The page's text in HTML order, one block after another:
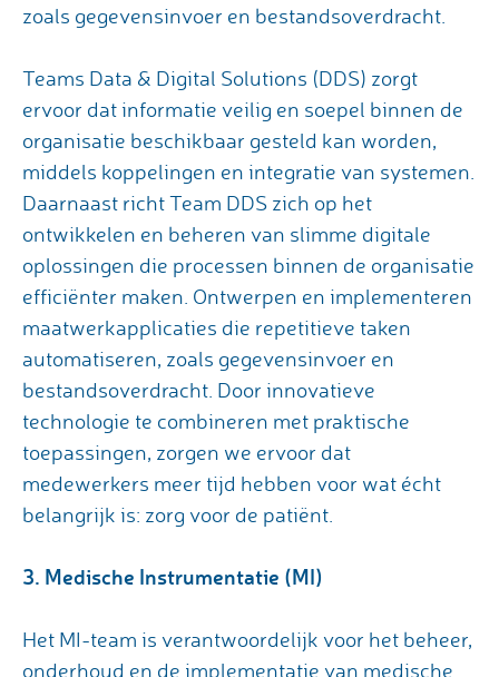
zoals gegevensinvoer en bestandsoverdracht.
Teams Data & Digital Solutions (DDS) zorgt
ervoor dat informatie veilig en soepel binnen de
organisatie beschikbaar gesteld kan worden,
middels koppelingen en integratie van systemen.
Daarnaast richt Team DDS zich op het
ontwikkelen en beheren van slimme digitale
oplossingen die processen binnen de organisatie
efficiënter maken. Ontwerpen en implementeren
maatwerkapplicaties die repetitieve taken
automatiseren, zoals gegevensinvoer en
bestandsoverdracht. Door innovatieve
technologie te combineren met praktische
toepassingen, zorgen we ervoor dat
medewerkers meer tijd hebben voor wat écht
belangrijk is: zorg voor de patiënt.
3. Medische Instrumentatie (MI)
Het MI-team is verantwoordelijk voor het beheer,
onderhoud en de implementatie van medische